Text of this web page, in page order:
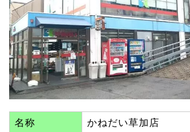
名称 かねだい草加店